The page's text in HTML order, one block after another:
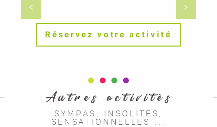
Sports de grimpe
Réservez votre activité
Autres activités
SYMPAS, INSOLITES,
SENSATIONNELLES ...